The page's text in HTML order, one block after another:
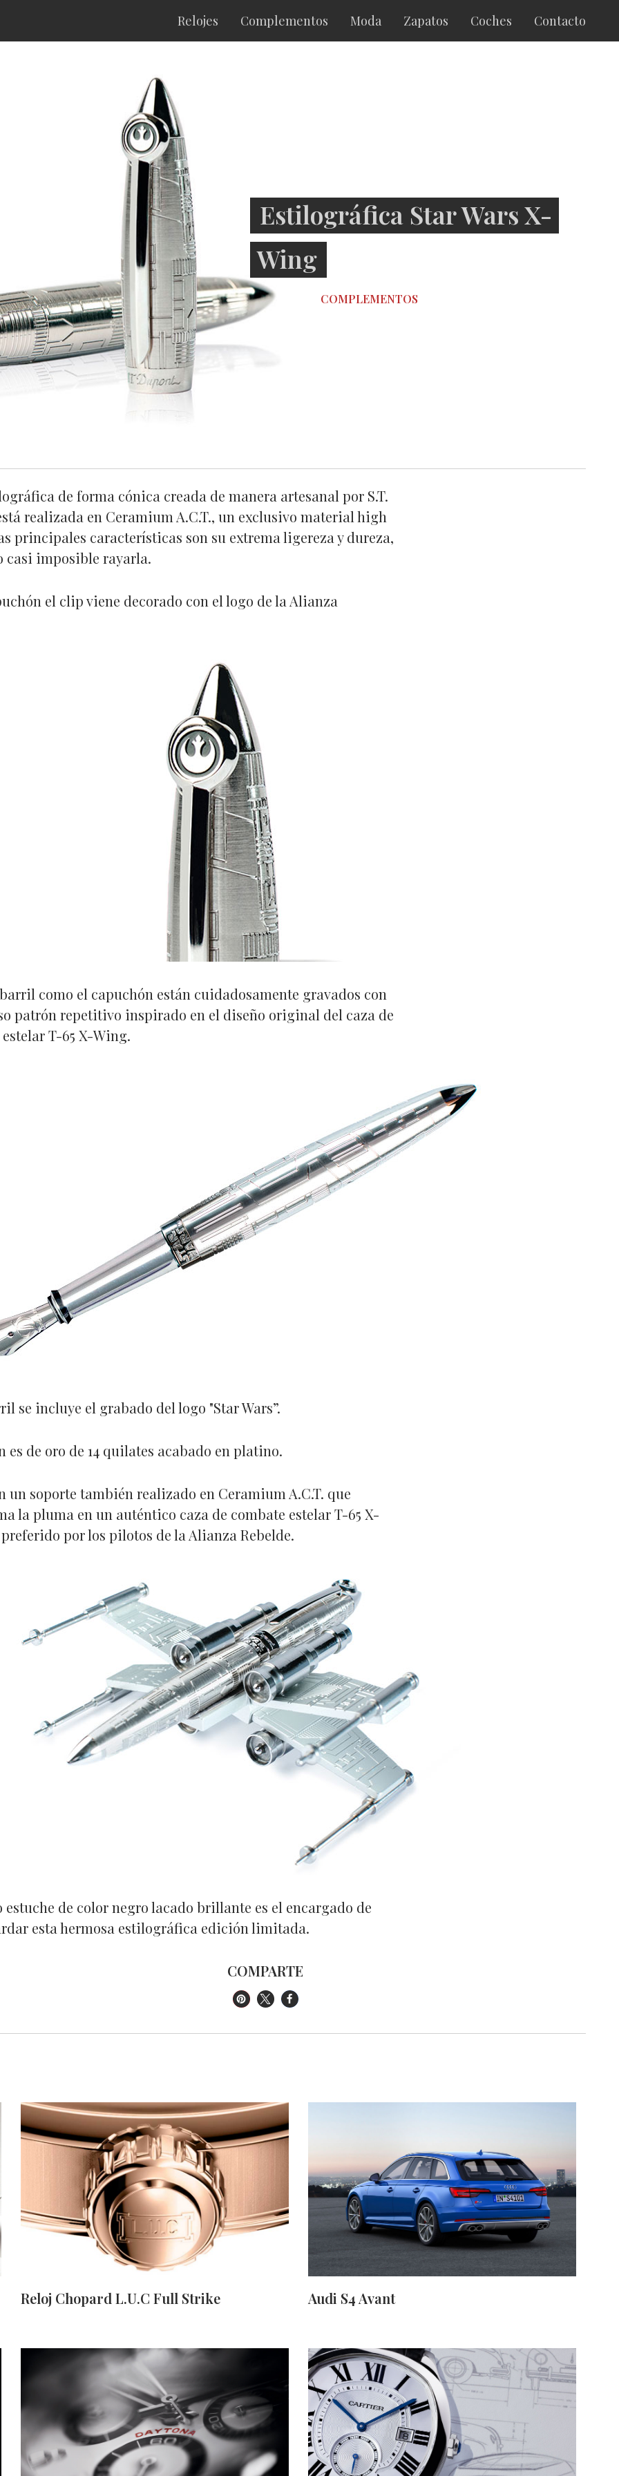
Relojes Complementos Moda Zapatos Coches Contacto
Estilográfica Star Wars X-
Wing
COMPLEMENTOS
de forma cónica creada de manera artesanal por S.T.
realizada en Ceramium A.C.T., un exclusivo material high
principales características son su extrema ligereza y dureza,
casi imposible rayarla.
el clip viene decorado con el logo de la Alianza
como el capuchón están cuidadosamente gravados con
patrón repetitivo inspirado en el diseño original del caza de
T-65 X-Wing.
se incluye el grabado del logo "Star Wars”.
es de oro de 14 quilates acabado en platino.
un soporte también realizado en Ceramium A.C.T. que
la pluma en un auténtico caza de combate estelar T-65 X-
por los pilotos de la Alianza Rebelde.
estuche de color negro lacado brillante es el encargado de
esta hermosa estilográfica edición limitada.
COMPARTE
Reloj Chopard L.U.C Full Strike Audi S4 Avant